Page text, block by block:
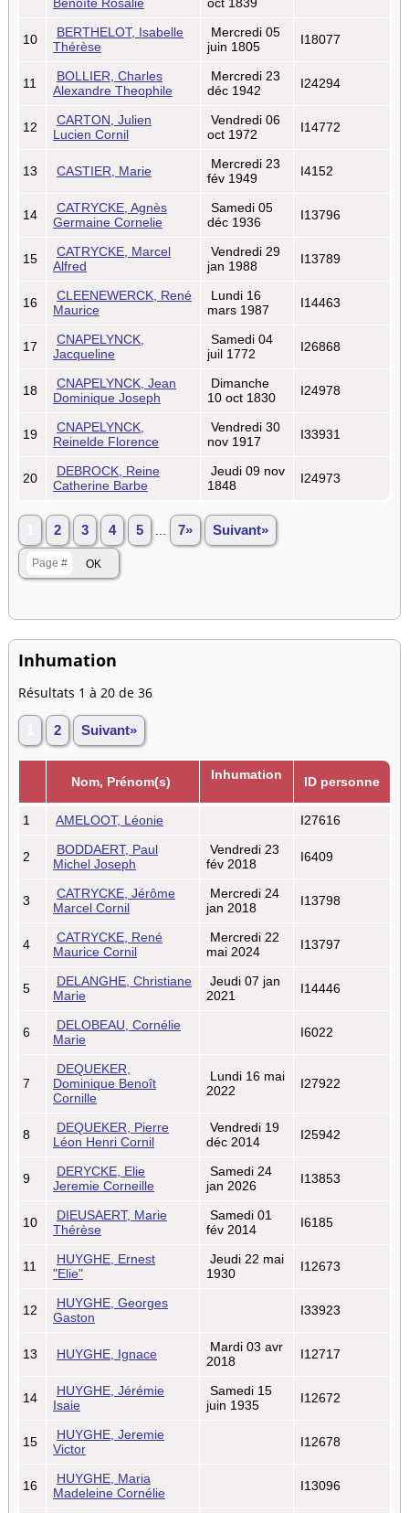
10
BERTHELOT, Isabelle
Thérèse
Mercredi 05
juin 1805
I18077
11
BOLLIER, Charles
Alexandre Theophile
Mercredi 23
déc 1942
I24294
12
CARTON, Julien
Lucien Cornil
Vendredi 06
oct 1972
I14772
13 CASTIER, Marie
Mercredi 23
fév 1949
I4152
14
CATRYCKE, Agnès
Germaine Cornelie
Samedi 05
déc 1936
I13796
15
CATRYCKE, Marcel
Alfred
Vendredi 29
jan 1988
I13789
16
CLEENEWERCK, René
Maurice
Lundi 16
mars 1987
I14463
17
CNAPELYNCK,
Jacqueline
Samedi 04
juil 1772
I26868
18
CNAPELYNCK, Jean
Dominique Joseph
Dimanche
10 oct 1830
I24978
19
CNAPELYNCK,
Reinelde Florence
Vendredi 30
nov 1917
I33931
20
DEBROCK, Reine
Catherine Barbe
Jeudi 09 nov
1848
I24973
2 3 4 5 7» Suivant»
Inhumation
Résultats 1 à 20 de 36
2 Suivant»
Nom, Prénom(s) Inhumation ID personne
1 AMELOOT, Léonie I27616
2
BODDAERT, Paul
Michel Joseph
Vendredi 23
fév 2018
I6409
3
CATRYCKE, Jérôme
Marcel Cornil
Mercredi 24
jan 2018
I13798
4
CATRYCKE, René
Maurice Cornil
Mercredi 22
mai 2024
I13797
5
DELANGHE, Christiane
Marie
Jeudi 07 jan
2021
I14446
6
DELOBEAU, Cornélie
Marie
I6022
7
DEQUEKER,
Dominique Benoît
Cornille
Lundi 16 mai
2022
I27922
8
DEQUEKER, Pierre
Léon Henri Cornil
Vendredi 19
déc 2014
I25942
9
DERYCKE, Elie
Jeremie Corneille
Samedi 24
jan 2026
I13853
10
DIEUSAERT, Marie
Thérèse
Samedi 01
fév 2014
I6185
11
HUYGHE, Ernest
"Elie"
Jeudi 22 mai
1930
I12673
12
HUYGHE, Georges
Gaston
I33923
13 HUYGHE, Ignace
Mardi 03 avr
2018
I12717
14
HUYGHE, Jérémie
Isaie
Samedi 15
juin 1935
I12672
15
HUYGHE, Jeremie
Victor
I12678
16
HUYGHE, Maria
Madeleine Cornélie
I13096